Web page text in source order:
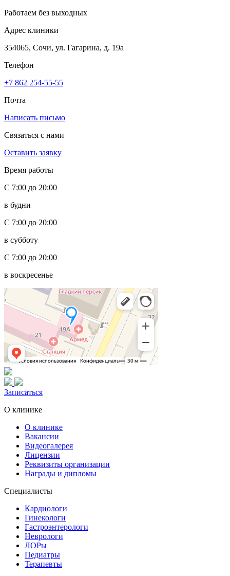
Работаем без выходных
Адрес клиники
354065, Сочи, ул. Гагарина, д. 19а
Телефон
+7 862 254-55-55
Почта
Написать письмо
Связаться с нами
Оставить заявку
Время работы
С 7:00 до 20:00
в будни
С 7:00 до 20:00
в субботу
С 7:00 до 20:00
в воскресенье
Записаться
О клинике
О клинике
Вакансии
Видеогалерея
Лицензии
Реквизиты организации
Награды и дипломы
Специалисты
Кардиологи
Гинекологи
Гастроэнтерологи
Неврологи
ЛОРы
Педиатры
Терапевты